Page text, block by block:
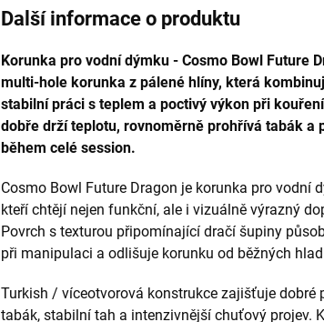
Další informace o produktu
Korunka pro vodní dýmku - Cosmo Bowl Future
multi-hole korunka z pálené hlíny, která
stabilní práci s teplem a poctivý výkon při
dobře drží teplotu, rovnoměrně prohřívá tabák a
během celé session.
Cosmo Bowl Future Dragon je korunka pro vodní
kteří chtějí nejen funkční, ale i vizuálně výrazný
Povrch s texturou připomínající dračí šupiny
při manipulaci a odlišuje korunku od běžných
Turkish / víceotvorová konstrukce zajišťuje dobré
tabák, stabilní tah a intenzivnější chuťový projev.